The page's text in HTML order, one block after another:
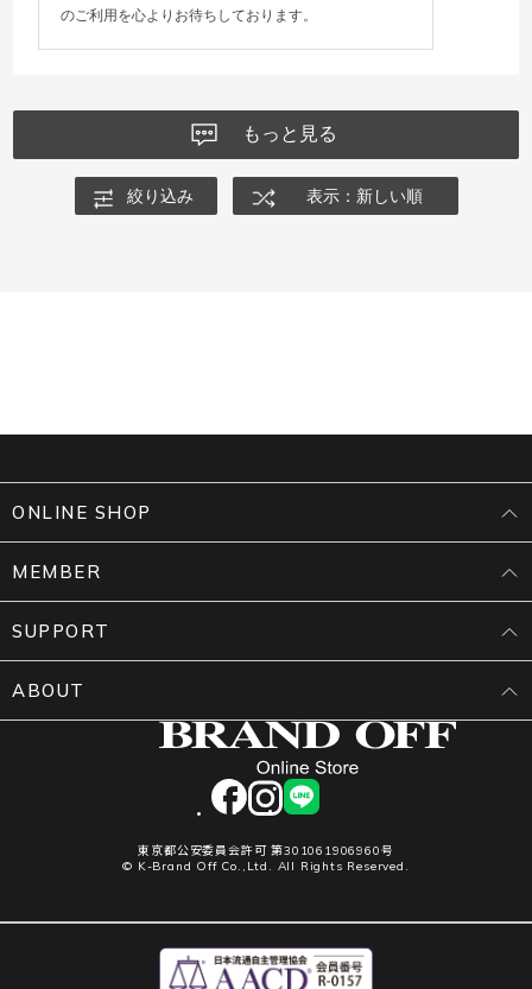
のご利用を心よりお待ちしております。
もっと見る
絞り込み 表示：新しい順
facebookinstagram
LINE
東京都公安委員会許可 第301061906960号
© K-Brand Off Co.,Ltd. All Rights Reserved.
ONLINE SHOP
MEMBER
SUPPORT
ABOUT